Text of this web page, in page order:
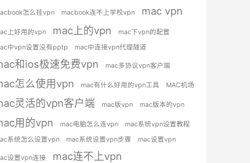
怎么挂vpn macbook连不上学校vpn mac vpn
上好用的vpn mac上的vpn
mac下vpn的配置
中vpn设置没有pptp
mac中连接vpn代理隧道
和ios极速免费vpn mac多协议vpn客户端
怎么使用vpn mac有什么好用的vpn工具 MAC机场
灵活的vpn客户端 mac版vpn mac版本的vpn
用的vpn mac电脑怎么连vpn
mac系统vpn设置教程
系统怎么设置vpn
mac系统设置vpn步骤 mac设置vpn
设置vpn连接 mac连不上vpn